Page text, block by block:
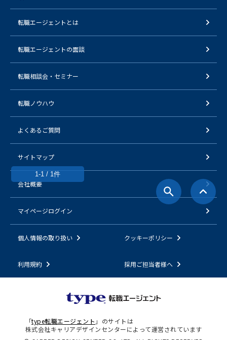
1-1 / 1件
転職エージェントとは
転職エージェントの面談
転職相談会・セミナー
転職ノウハウ
よくあるご質問
サイトマップ
会社概要
マイページログイン
個人情報の取り扱い クッキーポリシー
利用規約 採用ご担当者様へ
「type転職エージェント 」のサイトは
株式会社キャリアデザインセンターによって運営されています